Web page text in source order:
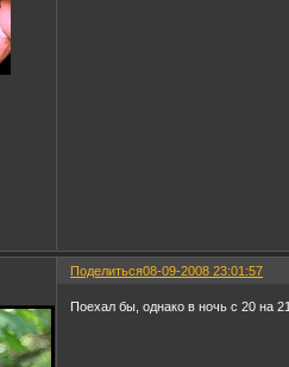
Поделиться08-09-2008 23:01:57
Поехал бы, однако в ночь с 20 на